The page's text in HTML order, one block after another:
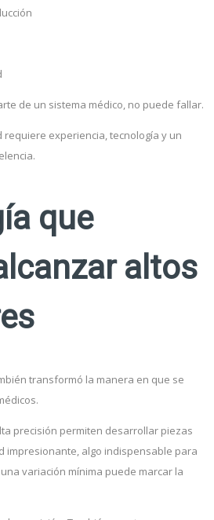
de un sistema médico, no puede fallar.
requiere experiencia, tecnología y un
que
altos
transformó la manera en que se
precisión permiten desarrollar piezas
impresionante, algo indispensable para
variación mínima puede marcar la